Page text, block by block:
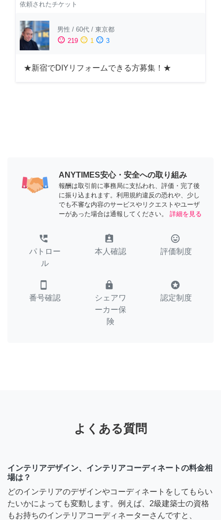
依頼されたチケット
男性 / 60代 / 東京都
sentiment_satisfied 219 sentiment_neutral 1 sentiment_dissatisfied 3
★新宿でDIYリフォームできる方募集！★
ANYTIMES安心・安全への取り組み
報酬は取引前に事務局に支払われ、評価・完了後
に振り込まれます。利用規約違反の恐れや、少し
でも不審な内容のサービスやリクエストやユーザ
ーがあった場合は通報してください。
詳細を見る
perm_phone_msg
パトロー
ル
assignment_ind
本人確認
tag_faces
評価制度
smartphone
番号確認
lock
シェアワ
ーカー保
険
stars
認定制度
よくある質問
インテリアデザイン、インテリアコーディネートの料金相
場は？
どのインテリアのデザインやコーディネートをしてもらい
たいかによっても変動します。例えば、2級建築士の資格
もお持ちのインテリアコーディネーターさんですと、